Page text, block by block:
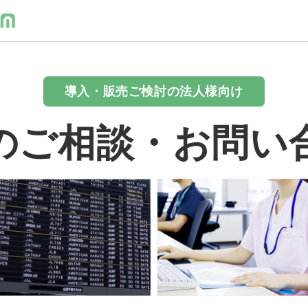
導入・販売ご検討の法人様向け
ご相談・お問い